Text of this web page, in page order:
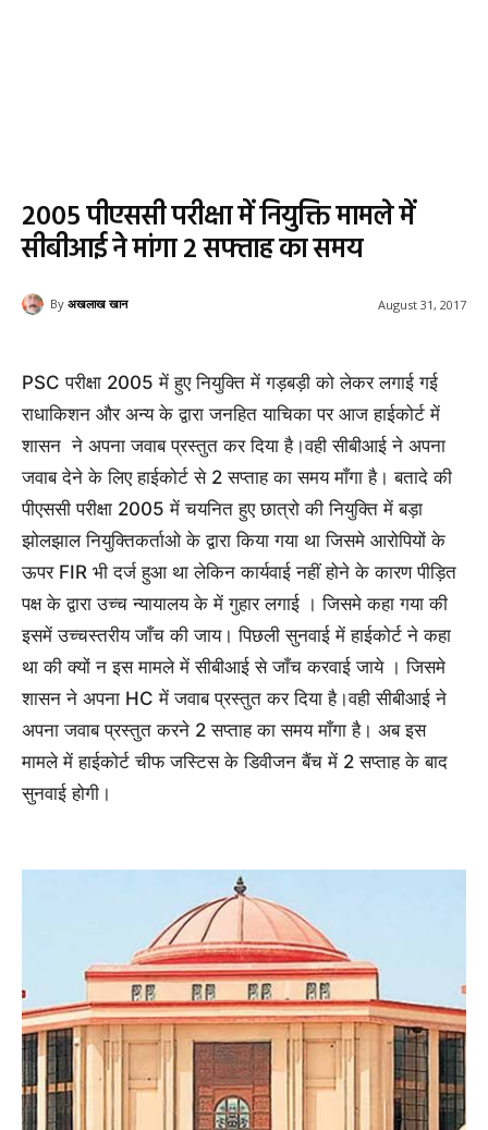
2005 पीएससी परीक्षा में नियुक्ति मामले में
सीबीआई ने मांगा 2 सफ्ताह का समय
By अखलाख खान August 31, 2017
PSC परीक्षा 2005 में हुए नियुक्ति में गड़बड़ी को लेकर लगाई गई
राधाकिशन और अन्य के द्वारा जनहित याचिका पर आज हाईकोर्ट में
शासन ने अपना जवाब प्रस्तुत कर दिया है।वही सीबीआई ने अपना
जवाब देने के लिए हाईकोर्ट से 2 सप्ताह का समय माँगा है। बतादे की
पीएससी परीक्षा 2005 में चयनित हुए छात्रो की नियुक्ति में बड़ा
झोलझाल नियुक्तिकर्ताओ के द्वारा किया गया था जिसमे आरोपियों के
ऊपर FIR भी दर्ज हुआ था लेकिन कार्यवाई नहीं होने के कारण पीड़ित
पक्ष के द्वारा उच्च न्यायालय के में गुहार लगाई । जिसमे कहा गया की
इसमें उच्चस्तरीय जाँच की जाय। पिछली सुनवाई में हाईकोर्ट ने कहा
था की क्यों न इस मामले में सीबीआई से जाँच करवाई जाये । जिसमे
शासन ने अपना HC में जवाब प्रस्तुत कर दिया है।वही सीबीआई ने
अपना जवाब प्रस्तुत करने 2 सप्ताह का समय माँगा है। अब इस
मामले में हाईकोर्ट चीफ जस्टिस के डिवीजन बैंच में 2 सप्ताह के बाद
सुनवाई होगी।